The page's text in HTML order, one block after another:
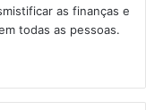
as finanças e
todas as pessoas.